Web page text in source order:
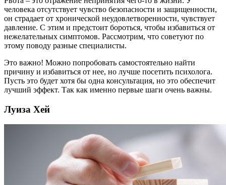
человека отсутствует чувство безопасности и защищенности,
он страдает от хронической неудовлетворенности, чувствует
давление. С этим и предстоит бороться, чтобы избавиться от
нежелательных симптомов. Рассмотрим, что советуют по
этому поводу разные специалисты.
Это важно! Можно попробовать самостоятельно найти
причину и избавиться от нее, но лучше посетить психолога.
Пусть это будет хотя бы одна консультация, но это обеспечит
лучший эффект. Так как именно первые шаги очень важны.
Луиза Хей